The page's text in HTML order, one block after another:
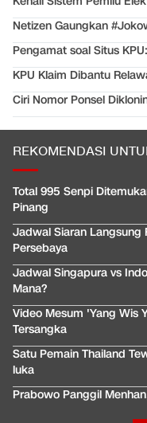
Netizen Gaungkan
Pengamat soal Situs
KPU Klaim Dibantu
Ciri Nomor Ponsel
REKOMENDASI
Total 995 Senpi
Pinang
Jadwal Siaran Langsung
Persebaya
Jadwal Singapura vs
Mana?
Video Mesum 'Yang Wis
Tersangka
Satu Pemain Thailand
luka
Prabowo Panggil